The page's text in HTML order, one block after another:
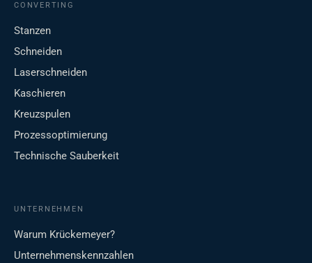
CONVERTING
Stanzen
Schneiden
Laserschneiden
Kaschieren
Kreuzspulen
Prozessoptimierung
Technische Sauberkeit
UNTERNEHMEN
Warum Krückemeyer?
Unternehmenskennzahlen